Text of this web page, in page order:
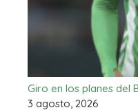
Giro en los planes del
3 agosto, 2026